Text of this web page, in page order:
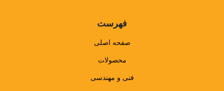
فهرست
صفحه اصلی
محصولات
فنی و مهندسی